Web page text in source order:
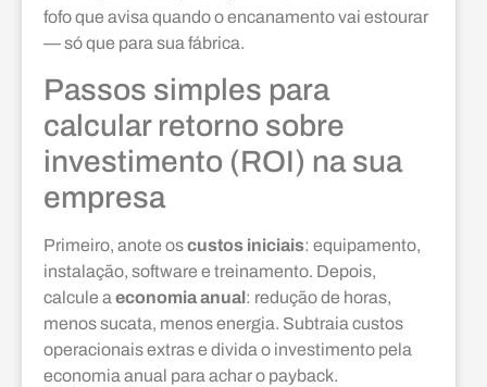
fofo que avisa quando o encanamento vai estourar
— só que para sua fábrica.
Passos simples para
calcular retorno sobre
investimento (ROI) na sua
empresa
Primeiro, anote oscustos iniciais: equipamento,
instalação, software e treinamento. Depois,
calcule a economia anual: redução de horas,
menos sucata, menos energia. Subtraia custos
operacionais extras e divida o investimento pela
economia anual para achar o payback.